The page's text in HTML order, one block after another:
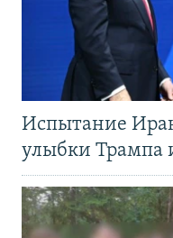
Испытание
улыбки Трампа